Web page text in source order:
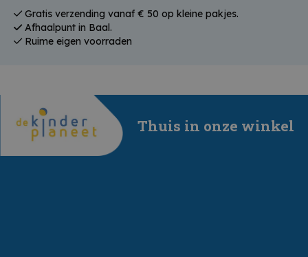
Gratis verzending vanaf € 50 op kleine pakjes.
Afhaalpunt in Baal.
Ruime eigen voorraden
Thuis in onze winkel